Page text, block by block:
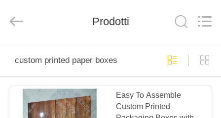
PRODOTTI
CIRCA
trading
Rights
Prodotti
custom printed paper boxes
Easy To Assemble
Custom Printed